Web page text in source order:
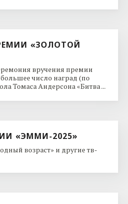
«ЗОЛОТОЙ
вручения премии
число наград (по
Томаса Андерсона «Битва ...
«ЭММИ-2025»
возраст» и другие тв-